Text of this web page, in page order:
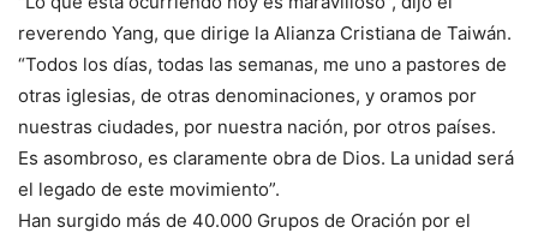
reverendo Yang, que dirige la Alianza Cristiana de Taiwán.
“Todos los días, todas las semanas, me uno a pastores de
otras iglesias, de otras denominaciones, y oramos por
nuestras ciudades, por nuestra nación, por otros países.
Es asombroso, es claramente obra de Dios. La unidad será
el legado de este movimiento”.
Han surgido más de 40.000 Grupos de Oración por el